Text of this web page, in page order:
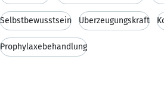
Selbstbewusstsein Überzeugungskraft
Prophylaxebehandlung